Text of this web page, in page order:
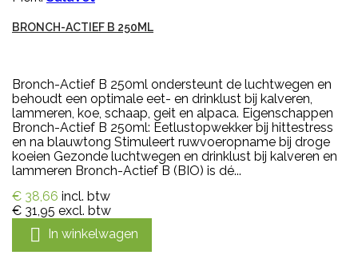
BRONCH-ACTIEF B 250ML
Bronch-Actief B 250ml ondersteunt de luchtwegen en
behoudt een optimale eet- en drinklust bij kalveren,
lammeren, koe, schaap, geit en alpaca. Eigenschappen
Bronch-Actief B 250ml: Eetlustopwekker bij hittestress
en na blauwtong Stimuleert ruwvoeropname bij droge
koeien Gezonde luchtwegen en drinklust bij kalveren en
lammeren Bronch-Actief B (BIO) is dé...
€ 38,66 incl. btw
€ 31,95 excl. btw
 In winkelwagen